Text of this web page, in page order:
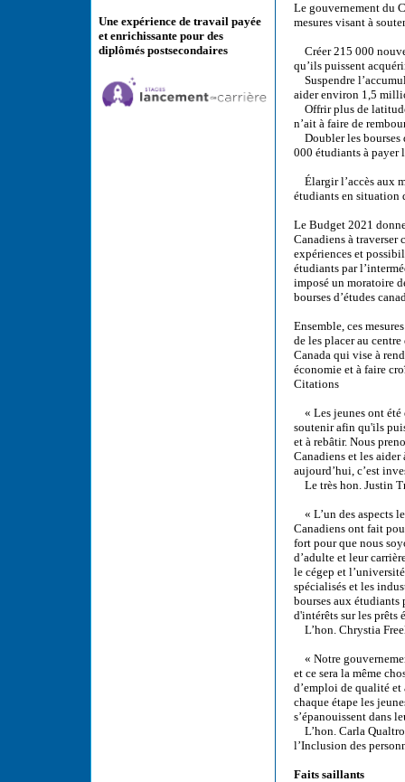
Une expérience de travail payée
et enrichissante pour des
diplômés postsecondaires
Le gouvernement du
mesures visant à
Créer 215 000
qu’ils puissent
Suspendre
aider environ 1,5
Offrir plus de
n’ait à faire de
Doubler les bourses
000 étudiants à payer
Élargir l’accès aux
étudiants en situation
Le Budget 2021
Canadiens à traverser
expériences et
étudiants par
imposé un moratoire
bourses d’études
Ensemble, ces
de les placer au
Canada qui vise à
économie et à faire
Citations
« Les jeunes ont été
soutenir afin qu'ils
et à rebâtir. Nous
Canadiens et les
aujourd’hui, c’est
Le très hon. Justin
« L’un des aspects
Canadiens ont fait
fort pour que nous
d’adulte et leur
le cégep et
spécialisés et les
bourses aux étudiants
d'intérêts sur les prêts
L’hon. Chrystia
« Notre
et ce sera la même
d’emploi de qualité et
chaque étape les
s’épanouissent dans
L’hon. Carla
l’Inclusion des
Faits saillants